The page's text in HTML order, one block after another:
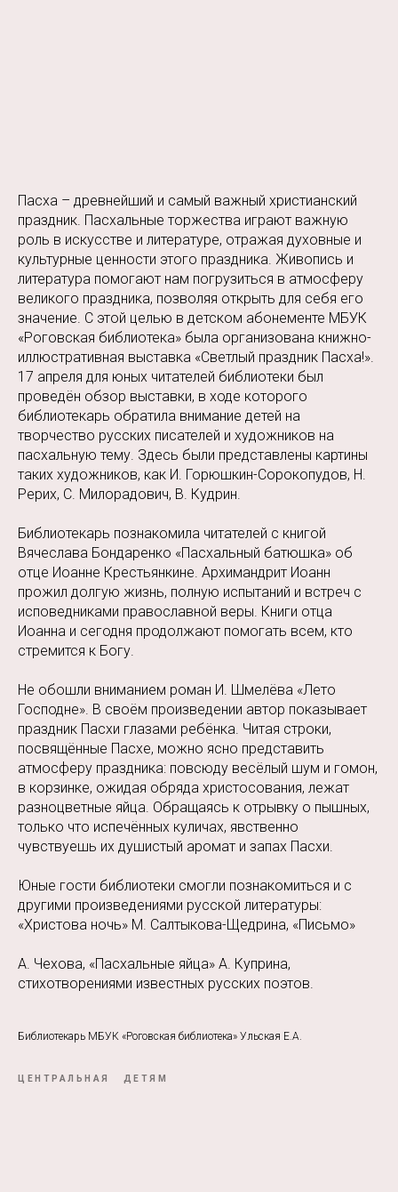
Пасха – древнейший и самый важный христианский
праздник. Пасхальные торжества играют важную
роль в искусстве и литературе, отражая духовные и
культурные ценности этого праздника. Живопись и
литература помогают нам погрузиться в атмосферу
великого праздника, позволяя открыть для себя его
значение. С этой целью в детском абонементе МБУК
«Роговская библиотека» была организована книжно-
иллюстративная выставка «Светлый праздник Пасха!».
17 апреля для юных читателей библиотеки был
проведён обзор выставки, в ходе которого
библиотекарь обратила внимание детей на
творчество русских писателей и художников на
пасхальную тему. Здесь были представлены картины
таких художников, как И. Горюшкин-Сорокопудов, Н.
Рерих, С. Милорадович, В. Кудрин.
Библиотекарь познакомила читателей с книгой
Вячеслава Бондаренко «Пасхальный батюшка» об
отце Иоанне Крестьянкине. Архимандрит Иоанн
прожил долгую жизнь, полную испытаний и встреч с
исповедниками православной веры. Книги отца
Иоанна и сегодня продолжают помогать всем, кто
стремится к Богу.
Не обошли вниманием роман И. Шмелёва «Лето
Господне». В своём произведении автор показывает
праздник Пасхи глазами ребёнка. Читая строки,
посвящённые Пасхе, можно ясно представить
атмосферу праздника: повсюду весёлый шум и гомон,
в корзинке, ожидая обряда христосования, лежат
разноцветные яйца. Обращаясь к отрывку о пышных,
только что испечённых куличах, явственно
чувствуешь их душистый аромат и запах Пасхи.
Юные гости библиотеки смогли познакомиться и с
другими произведениями русской литературы:
«Христова ночь» М. Салтыкова-Щедрина, «Письмо»
А. Чехова, «Пасхальные яйца» А. Куприна,
стихотворениями известных русских поэтов.
Библиотекарь МБУК «Роговская библиотека» Ульская Е.А.
ЦЕНТРАЛЬНАЯ ДЕТЯМ